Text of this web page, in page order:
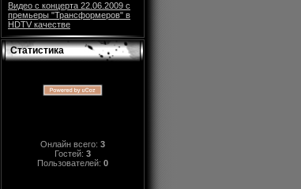
Видео с концерта 22.06.2009 с
премьеры "Трансформеров" в
HDTV качестве
Статистика
Онлайн всего: 3
Гостей: 3
Пользователей: 0